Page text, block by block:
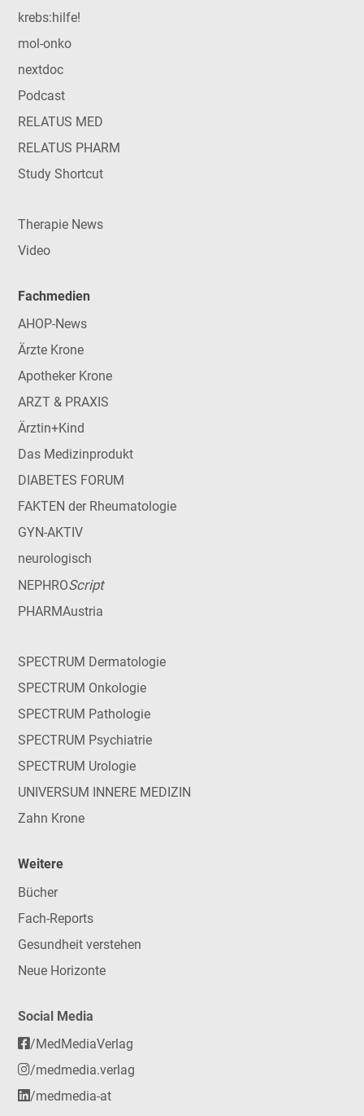
krebs:hilfe!
mol-onko
nextdoc
Podcast
RELATUS MED
RELATUS PHARM
Study Shortcut
Therapie News
Video
Fachmedien
AHOP-News
Ärzte Krone
Apotheker Krone
ARZT & PRAXIS
Ärztin+Kind
Das Medizinprodukt
DIABETES FORUM
FAKTEN der Rheumatologie
GYN-AKTIV
neurologisch
NEPHROScript
PHARMAustria
SPECTRUM Dermatologie
SPECTRUM Onkologie
SPECTRUM Pathologie
SPECTRUM Psychiatrie
SPECTRUM Urologie
UNIVERSUM INNERE MEDIZIN
Zahn Krone
Weitere
Bücher
Fach-Reports
Gesundheit verstehen
Neue Horizonte
Social Media
/MedMediaVerlag
/medmedia.verlag
/medmedia-at